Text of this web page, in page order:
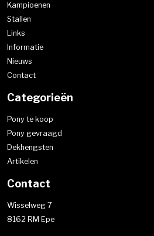
Kampioenen
Stallen
Links
Informatie
Nieuws
Contact
Categorieën
Pony te koop
Pony gevraagd
Dekhengsten
Artikelen
Contact
Wisselweg 7
8162 RM Epe